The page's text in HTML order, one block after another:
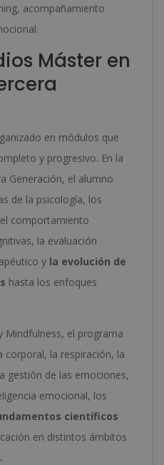
acompañamiento
Máster en
en módulos que
y progresivo. En la
Generación, el alumno
de la psicología, los
comportamiento
la evaluación
y la evolución de
hasta los enfoques
Mindfulness, el programa
corporal, la respiración, la
gestión de las emociones,
emocional, los
científicos
en distintos ámbitos